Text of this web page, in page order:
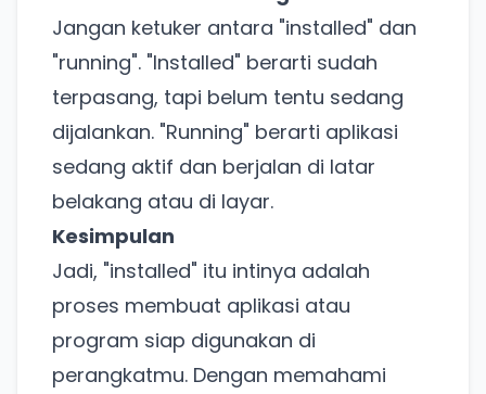
Jangan ketuker antara "installed" dan
"running". "Installed" berarti sudah
terpasang, tapi belum tentu sedang
dijalankan. "Running" berarti aplikasi
sedang aktif dan berjalan di latar
belakang atau di layar.
Kesimpulan
Jadi, "installed" itu intinya adalah
proses membuat aplikasi atau
program siap digunakan di
perangkatmu. Dengan memahami
Ada Website Baru!
Khusus untuk kamu yang mau coba